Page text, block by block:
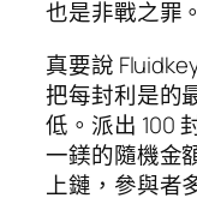
也是非戰之罪。
真要說
把每封利是的
低。派出 100
一鎂的隨機金
上鏈，參與者